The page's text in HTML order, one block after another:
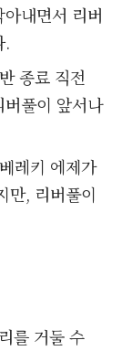
내면서 리버
.
종료 직전
풀이 앞서나
레키 에제가
만, 리버풀이
를 거둘 수